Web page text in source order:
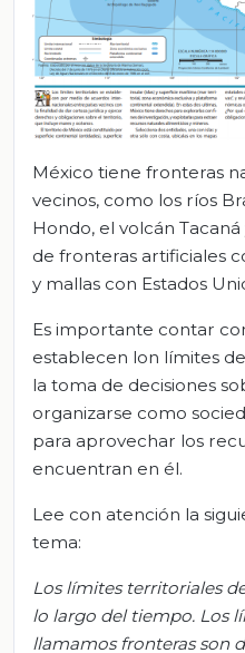
México tiene fronteras
vecinos, como los ríos
Hondo, el volcán
de fronteras artificiales
y mallas con Estados
Es importante contar
establecen lon límites
la toma de decisiones
organizarse como
para aprovechar los
encuentran en él.
Lee con atención la
tema:
Los límites territoriales
lo largo del tiempo. Los
llamamos fronteras son